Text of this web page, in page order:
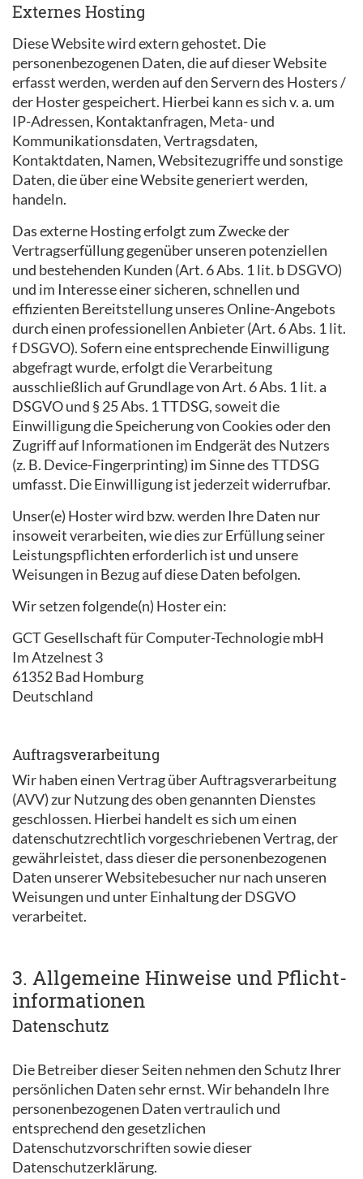
Externes Hosting
Diese Website wird extern gehostet. Die
personenbezogenen Daten, die auf dieser Website
erfasst werden, werden auf den Servern des Hosters /
der Hoster gespeichert. Hierbei kann es sich v. a. um
IP-Adressen, Kontaktanfragen, Meta- und
Kommunikationsdaten, Vertragsdaten,
Kontaktdaten, Namen, Websitezugriffe und sonstige
Daten, die über eine Website generiert werden,
handeln.
Das externe Hosting erfolgt zum Zwecke der
Vertragserfüllung gegenüber unseren potenziellen
und bestehenden Kunden (Art. 6 Abs. 1 lit. b DSGVO)
und im Interesse einer sicheren, schnellen und
effizienten Bereitstellung unseres Online-Angebots
durch einen professionellen Anbieter (Art. 6 Abs. 1 lit.
f DSGVO). Sofern eine entsprechende Einwilligung
abgefragt wurde, erfolgt die Verarbeitung
ausschließlich auf Grundlage von Art. 6 Abs. 1 lit. a
DSGVO und § 25 Abs. 1 TTDSG, soweit die
Einwilligung die Speicherung von Cookies oder den
Zugriff auf Informationen im Endgerät des Nutzers
(z. B. Device-Fingerprinting) im Sinne des TTDSG
umfasst. Die Einwilligung ist jederzeit widerrufbar.
Unser(e) Hoster wird bzw. werden Ihre Daten nur
insoweit verarbeiten, wie dies zur Erfüllung seiner
Leistungspflichten erforderlich ist und unsere
Weisungen in Bezug auf diese Daten befolgen.
Wir setzen folgende(n) Hoster ein:
GCT Gesellschaft für Computer-Technologie mbH
Im Atzelnest 3
61352 Bad Homburg
Deutschland
Auftragsverarbeitung
Wir haben einen Vertrag über Auftragsverarbeitung
(AVV) zur Nutzung des oben genannten Dienstes
geschlossen. Hierbei handelt es sich um einen
datenschutzrechtlich vorgeschriebenen Vertrag, der
gewährleistet, dass dieser die personenbezogenen
Daten unserer Websitebesucher nur nach unseren
Weisungen und unter Einhaltung der DSGVO
verarbeitet.
3. Allgemeine Hinweise und Pflicht­
informationen
Datenschutz
Die Betreiber dieser Seiten nehmen den Schutz Ihrer
persönlichen Daten sehr ernst. Wir behandeln Ihre
personenbezogenen Daten vertraulich und
entsprechend den gesetzlichen
Datenschutzvorschriften sowie dieser
Datenschutzerklärung.